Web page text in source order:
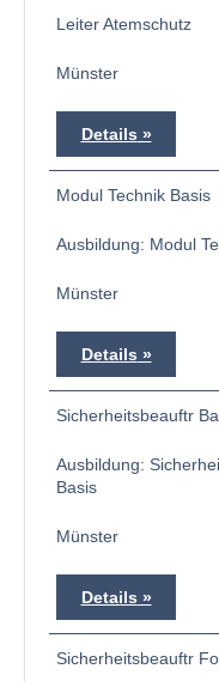
Leiter Atemschutz
Münster
Details
Modul Technik Basis
Ausbildung: Modul
Münster
Details
Sicherheitsbeauftr
Ausbildung:
Basis
Münster
Details
Sicherheitsbeauftr